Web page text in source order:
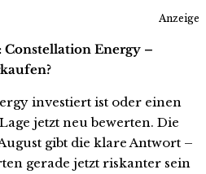
Anzeige
Constellation Energy –
investiert ist oder einen
jetzt neu bewerten. Die
gibt die klare Antwort –
gerade jetzt riskanter sein